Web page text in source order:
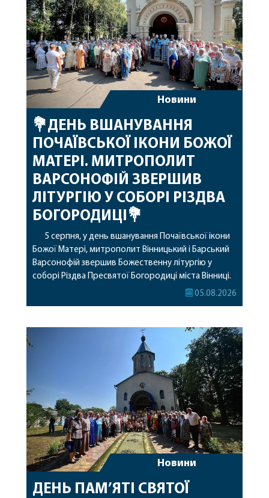
архіпастирському служінні. […]
Новини
💐ДЕНЬ ВШАНУВАННЯ
ПОЧАЇВСЬКОЇ ІКОНИ БОЖОЇ
МАТЕРІ. МИТРОПОЛИТ
ВАРСОНОФІЙ ЗВЕРШИВ
ЛІТУРГІЮ У СОБОРІ РІЗДВА
БОГОРОДИЦІ💐
5 серпня, у день вшанування Почаївської ікони
Божої Матері, митрополит Вінницький і Барський
Варсонофій звершив Божественну літургію у
соборі Різдва Пресвятої Богородиці міста Вінниці.
Його Високопреосвященству співслужили
священному сані. Під час богослужіння підносилися
особливі молитви за мир в Україні, за воїнів, які
05.08.2026
Новини
ДЕНЬ ПАМ’ЯТІ СВЯТОЇ